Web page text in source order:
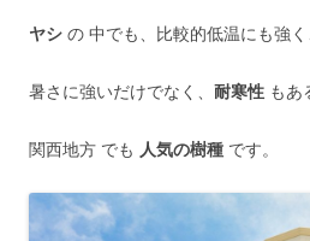
ヤシ の 中でも、比較的低温にも強く
暑さに強いだけでなく、 耐寒性 もあ
関西地方 でも 人気の樹種 です。